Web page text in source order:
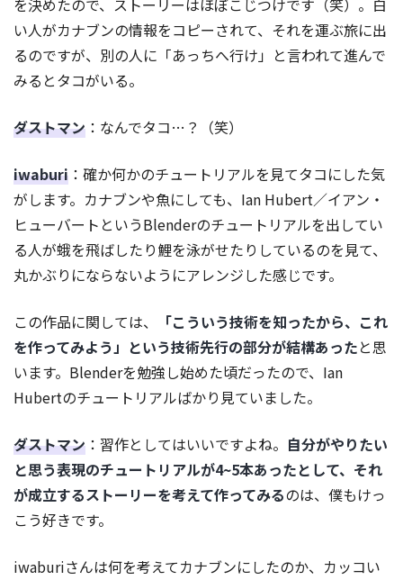
を決めたので、ストーリーはほぼこじつけです（笑）。白
い人がカナブンの情報をコピーされて、それを運ぶ旅に出
るのですが、別の人に「あっちへ行け」と言われて進んで
みるとタコがいる。
ダストマン ：なんでタコ…？（笑）
iwaburi ：確か何かのチュートリアルを見てタコにした気
がします。カナブンや魚にしても、Ian Hubert／イアン・
ヒューバートというBlenderのチュートリアルを出してい
る人が蛾を飛ばしたり鯉を泳がせたりしているのを見て、
丸かぶりにならないようにアレンジした感じです。
この作品に関しては、
「こういう技術を知ったから、これ
を作ってみよう」という技術先行の部分が結構あったと思
います。Blenderを勉強し始めた頃だったので、Ian
Hubertのチュートリアルばかり見ていました。
ダストマン ：習作としてはいいですよね。 自分がやりたい
と思う表現のチュートリアルが4~5本あったとして、それ
が成立するストーリーを考えて作ってみるのは、僕もけっ
こう好きです。
iwaburiさんは何を考えてカナブンにしたのか、カッコい